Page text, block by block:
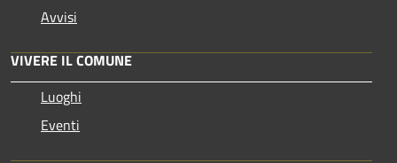
Avvisi
VIVERE IL COMUNE
Luoghi
Eventi